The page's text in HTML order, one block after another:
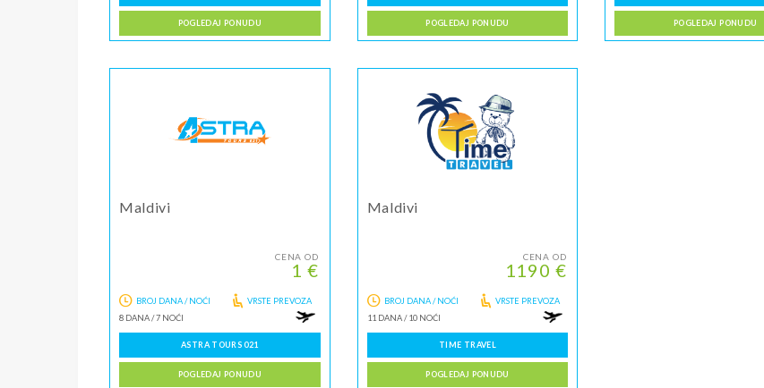
POGLEDAJ PONUDU POGLEDAJ PONUDU POGLEDAJ PONUDU
Maldivi
CENA OD
1 €
BROJ DANA / NOĆI
8 DANA/7 NOĆI
VRSTE PREVOZA
ASTRA TOURS 021
POGLEDAJ PONUDU
Maldivi
CENA OD
1190 €
BROJ DANA / NOĆI
11 DANA/10 NOĆI
VRSTE PREVOZA
TIME TRAVEL
POGLEDAJ PONUDU